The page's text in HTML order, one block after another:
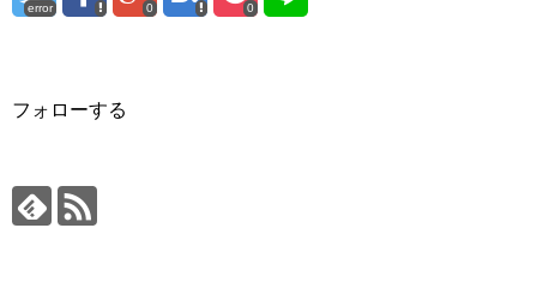
error 0 0
フォローする